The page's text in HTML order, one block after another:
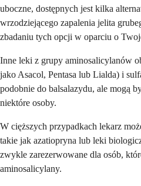
uboczne, dostępnych jest kilka
wrzodziejącego zapalenia jelita
zbadaniu tych opcji w oparciu o
Inne leki z grupy aminosalicylanów
jako Asacol, Pentasa lub Lialda) i
podobnie do balsalazydu, ale mogą
niektóre osoby.
W cięższych przypadkach lekarz
takie jak azatiopryna lub leki
zwykle zarezerwowane dla osób,
aminosalicylany.